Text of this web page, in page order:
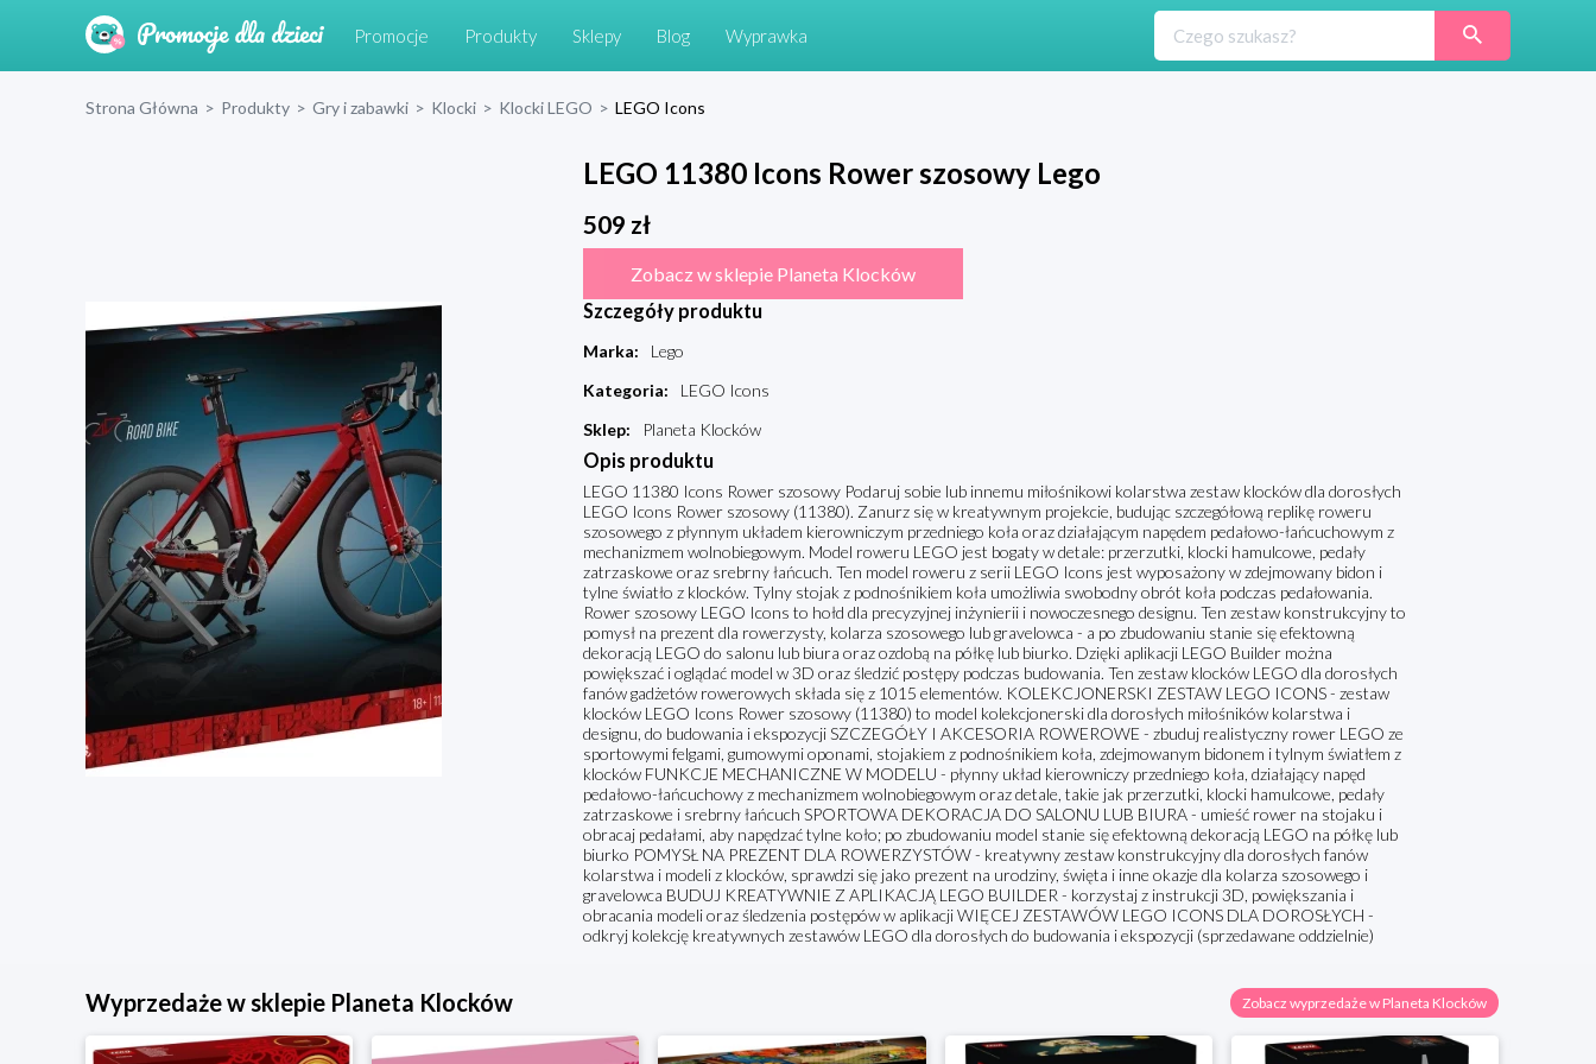
Promocje Produkty Sklepy Blog Wyprawka
Strona Główna > Produkty > Gry i zabawki > Klocki > Klocki LEGO > LEGO Icons
LEGO 11380 Icons Rower szosowy Lego
509 zł
Zobacz w sklepie Planeta Klocków
Szczegóły produktu
Marka:
Lego
Kategoria:
LEGO Icons
Sklep: Planeta Klocków
Opis produktu
LEGO 11380 Icons Rower szosowy Podaruj sobie lub innemu miłośnikowi kolarstwa zestaw klocków dla dorosłych
LEGO Icons Rower szosowy (11380). Zanurz się w kreatywnym projekcie, budując szczegółową replikę roweru
szosowego z płynnym układem kierowniczym przedniego koła oraz działającym napędem pedałowo-łańcuchowym z
mechanizmem wolnobiegowym. Model roweru LEGO jest bogaty w detale: przerzutki, klocki hamulcowe, pedały
zatrzaskowe oraz srebrny łańcuch. Ten model roweru z serii LEGO Icons jest wyposażony w zdejmowany bidon i
tylne światło z klocków. Tylny stojak z podnośnikiem koła umożliwia swobodny obrót koła podczas pedałowania.
Rower szosowy LEGO Icons to hołd dla precyzyjnej inżynierii i nowoczesnego designu. Ten zestaw konstrukcyjny to
pomysł na prezent dla rowerzysty, kolarza szosowego lub gravelowca - a po zbudowaniu stanie się efektowną
dekoracją LEGO do salonu lub biura oraz ozdobą na półkę lub biurko. Dzięki aplikacji LEGO Builder można
powiększać i oglądać model w 3D oraz śledzić postępy podczas budowania. Ten zestaw klocków LEGO dla dorosłych
fanów gadżetów rowerowych składa się z 1015 elementów. KOLEKCJONERSKI ZESTAW LEGO ICONS - zestaw
klocków LEGO Icons Rower szosowy (11380) to model kolekcjonerski dla dorosłych miłośników kolarstwa i
designu, do budowania i ekspozycji SZCZEGÓŁY I AKCESORIA ROWEROWE - zbuduj realistyczny rower LEGO ze
sportowymi felgami, gumowymi oponami, stojakiem z podnośnikiem koła, zdejmowanym bidonem i tylnym światłem z
klocków FUNKCJE MECHANICZNE W MODELU - płynny układ kierowniczy przedniego koła, działający napęd
pedałowo-łańcuchowy z mechanizmem wolnobiegowym oraz detale, takie jak przerzutki, klocki hamulcowe, pedały
zatrzaskowe i srebrny łańcuch SPORTOWA DEKORACJA DO SALONU LUB BIURA - umieść rower na stojaku i
obracaj pedałami, aby napędzać tylne koło; po zbudowaniu model stanie się efektowną dekoracją LEGO na półkę lub
biurko POMYSŁ NA PREZENT DLA ROWERZYSTÓW - kreatywny zestaw konstrukcyjny dla dorosłych fanów
kolarstwa i modeli z klocków, sprawdzi się jako prezent na urodziny, święta i inne okazje dla kolarza szosowego i
gravelowca BUDUJ KREATYWNIE Z APLIKACJĄ LEGO BUILDER - korzystaj z instrukcji 3D, powiększania i
obracania modeli oraz śledzenia postępów w aplikacji WIĘCEJ ZESTAWÓW LEGO ICONS DLA DOROSŁYCH -
odkryj kolekcję kreatywnych zestawów LEGO dla dorosłych do budowania i ekspozycji (sprzedawane oddzielnie)
Wyprzedaże w sklepie Planeta Klocków Zobacz wyprzedaże w Planeta Klocków